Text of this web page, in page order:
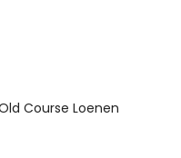
Course Loenen